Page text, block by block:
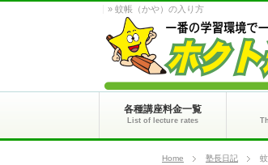
» 蚊帳（かや）の入り方
各種講座料金一覧
List of lecture rates
Home 塾長日記